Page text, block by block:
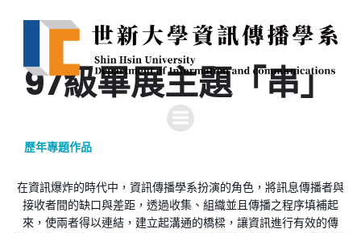
97級畢展主題「串」
歷年專題作品
在資訊爆炸的時代中，資訊傳播學系扮演的角色，將訊息傳播者與
接收者間的缺口與差距，透過收集、組織並且傳播之程序填補起
來，使兩者得以連結，建立起溝通的橋樑，讓資訊進行有效的傳